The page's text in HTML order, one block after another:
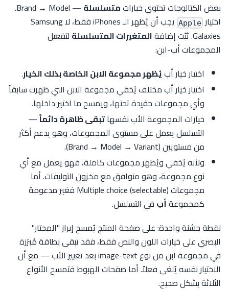
بعض الكتالوجات تحتوي خياراتمتسلسلة
— Brand → Model.
اختيار Apple
يجب أن يُظهر الـ iPhones فقط، لا Samsung
Galaxies. ثبّت إضافة
المتغيرات المتسلسلة لتفعيل
المجموعات أب-ابن:
اختيار خيار أبيُظهر مجموعة الابن الخاصة بذلك الخيار.
اختيار خيار أب مختلف يُخفي مجموعة الابن التي ظهرت سابقاً
وأي مجموعات حفيدة تحتها، ويمسح ما اختير داخلها.
خيارات المجموعة الأب نفسهاتبقى ظاهرة دائماً—
التسلسل يعمل على مستوى المجموعات، وهو يدعم أكثر
من مستويين (Brand → Model → Variant).
ولأنه يُخفي ويُظهر مجموعات كاملة، فهو يعمل مع أي
نوع مجموعة، وهو متوافق مع مخزون التوليفات. أما
مجموعات Multiple choice (selectable) فغير مدعومة
كمجموعةأب في التسلسل.
نقطة خشنة واحدة: على صفحة المنتج يُمسح إبراز "المختار"
البصري على خيارات اللون والنص فقط، فقد تبقى بطاقة مُبرَزة
في مجموعة ابن من نوع image-text بعد تغيير الأب — مع أن
الاختيار نفسه يُلغى فعلاً. أما صفحات الهبوط فتمسح الأنواع
الثلاثة بشكل صحيح.